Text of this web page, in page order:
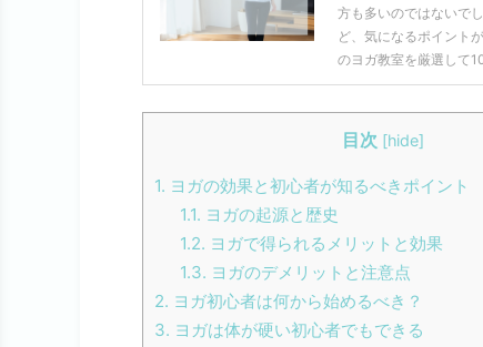
方も多いのではないで
ど、気になるポイント
のヨガ教室を厳選して
目次 [hide]
1. ヨガの効果と初心者が知るべきポイント
1.1. ヨガの起源と歴史
1.2. ヨガで得られるメリットと効果
1.3. ヨガのデメリットと注意点
2. ヨガ初心者は何から始めるべき？
3. ヨガは体が硬い初心者でもできる